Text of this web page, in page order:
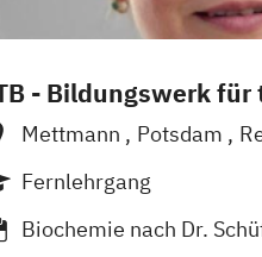
- Bildungswerk
Mettmann Potsdam
Hannover
Leichlingen
Frankfurt
Neustadt an der
Fernlehrgang
Biochemie nach Dr.